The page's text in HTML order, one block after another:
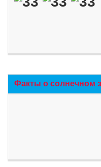
Факты о солнечном